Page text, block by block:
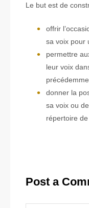
Le but est de
offrir
sa voix pour
permettre
leur voix
donner la
sa voix ou
répertoire de
Post a